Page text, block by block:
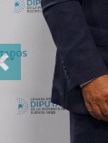
Previous